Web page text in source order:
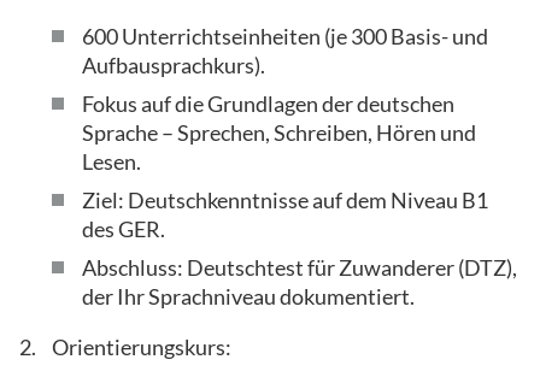
600 Unterrichtseinheiten (je 300 Basis- und
Aufbausprachkurs).
Fokus auf die Grundlagen der deutschen
Sprache – Sprechen, Schreiben, Hören und
Lesen.
Ziel: Deutschkenntnisse auf dem Niveau B1
des GER.
Abschluss: Deutschtest für Zuwanderer (DTZ),
der Ihr Sprachniveau dokumentiert.
Orientierungskurs: